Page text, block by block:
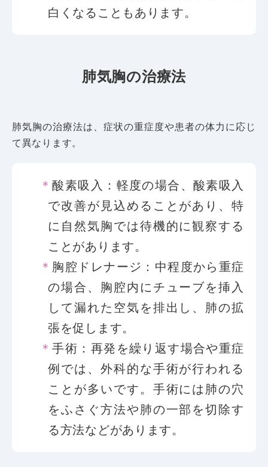
白くなることもあります。
肺気胸の治療法
肺気胸の治療法は、症状の重症度や患者の体力に応じ
て異なります。
酸素吸入：軽度の場合、酸素吸入
で改善が見込めることがあり、特
に自然気胸では待機的に観察する
ことがあります。
胸腔ドレナージ：中程度から重症
の場合、胸腔内にチューブを挿入
して漏れた空気を排出し、肺の拡
張を促します。
手術：再発を繰り返す場合や重症
例では、外科的な手術が行われる
ことが多いです。手術には肺の穴
をふさぐ方法や肺の一部を切除す
る方法などがあります。